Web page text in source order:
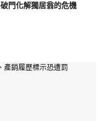
門化解獨居翁的危機